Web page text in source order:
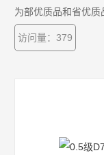
为部优质品和省优质
供学校实验室为学生
访问量：379